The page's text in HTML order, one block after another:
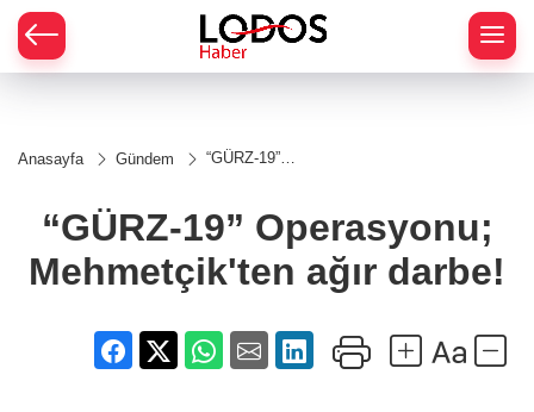
Anasayfa Gündem
“GÜRZ-19”
ağır darbe!
“GÜRZ-19” Operasyonu;
Mehmetçik'ten ağır darbe!